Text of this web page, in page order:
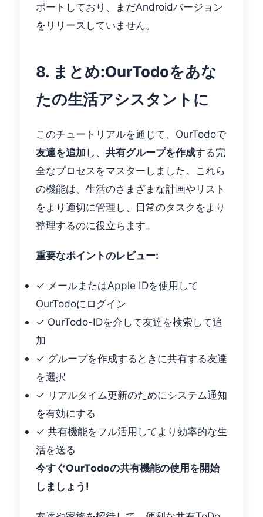
ポートしており、まだAndroidバージョン
をリリースしていません。
8. まとめ:OurTodoをあな
たの生活アシスタントに
このチュートリアルを通じて、OurTodoで
友達を追加し、 共有グループを作成する完
全なプロセスをマスターしました。これら
の機能は、生活のさまざまな計画やリスト
をより適切に管理し、日常のタスクをより
整理するのに役立ちます。
重要なポイントのレビュー:
✓ メールまたはApple IDを使用して
OurTodoにログイン
✓ OurTodo-IDを介して友達を検索して追
加
✓ グループを作成するときに共有する友達
を選択
✓ リアルタイム更新のためにシステム通知
を有効にする
✓ 共有機能をフル活用してより効率的な生
活を送る
今すぐOurTodoの共有機能の使用を開始
しましょう!